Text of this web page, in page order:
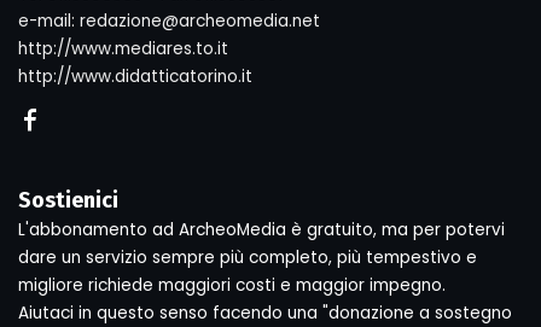
e-mail: redazione@archeomedia.net
http://www.mediares.to.it
http://www.didatticatorino.it
Sostienici
L'abbonamento ad ArcheoMedia è gratuito, ma per potervi
dare un servizio sempre più completo, più tempestivo e
migliore richiede maggiori costi e maggior impegno.
Aiutaci in questo senso facendo una "donazione a sostegno